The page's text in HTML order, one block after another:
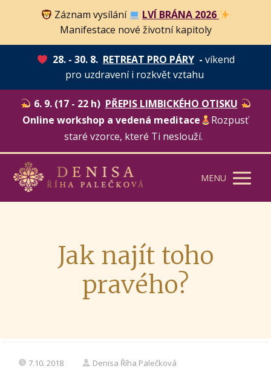
Záznam vysílání
LVÍ BRÁNA 2026
Manifestace nové životní kapitoly
28. - 30. 8. RETREAT PRO PÁRY- víkend
pro uzdravení i rozkvět vztahu
6. 9. (17 - 22 h) PŘEPIS LIMBICKÉHO OTISKU
Online workshop a vedená meditace
Rozpusť
staré vzorce, které Ti neslouží.
MENU
Jak najít toho
pravého?
7.10. 2018 Denisa Říha Palečková